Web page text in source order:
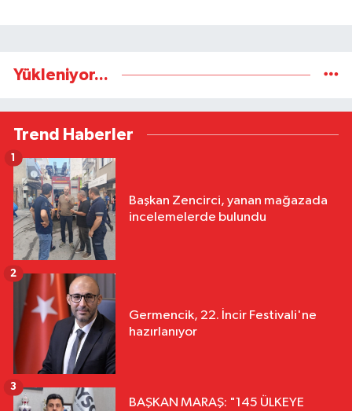
Yükleniyor...
Trend Haberler
Başkan Zencirci, yanan mağazada
incelemelerde bulundu
1
Germencik, 22. İncir Festivali'ne
hazırlanıyor
2
BAŞKAN MARAŞ: "145 ÜLKEYE
3